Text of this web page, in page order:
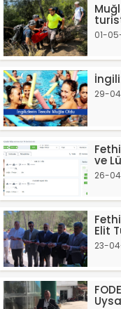
01-
29-
ve
26-
Elit
23-